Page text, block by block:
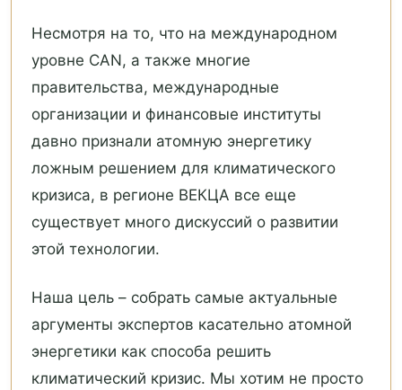
Несмотря на то, что на международном
уровне CAN, а также многие
правительства, международные
организации и финансовые институты
давно признали атомную энергетику
ложным решением для климатического
кризиса, в регионе ВЕКЦА все еще
существует много дискуссий о развитии
этой технологии.
Наша цель – собрать самые актуальные
аргументы экспертов касательно атомной
энергетики как способа решить
климатический кризис. Мы хотим не просто